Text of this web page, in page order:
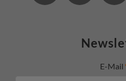
E-Mail